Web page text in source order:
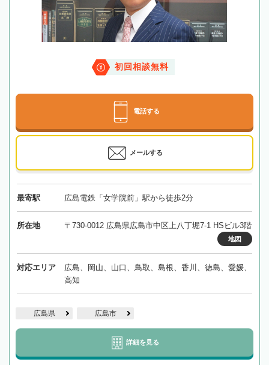
初回相談無料
電話する
メールする
最寄駅 広島電鉄「女学院前」駅から徒歩2分
所在地 〒730-0012 広島県広島市中区上八丁堀7-1 HSビル3階
地図
対応エリア
広島、岡山、山口、鳥取、島根、香川、徳島、愛媛、
高知
広島県 広島市
詳細を見る